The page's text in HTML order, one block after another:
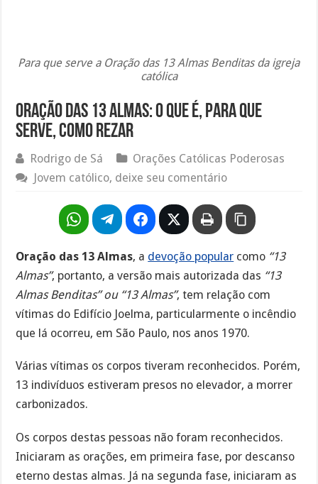
Para que serve a Oração das 13 Almas Benditas da igreja
católica
Oração das 13 Almas: o que é, para que
serve, como rezar
Rodrigo de Sá
Orações Católicas Poderosas
Jovem católico, deixe seu comentário
Oração das 13 Almas, a devoção popular como “13
Almas”, portanto, a versão mais autorizada das “13
Almas Benditas” ou “13 Almas”, tem relação com
vítimas do Edifício Joelma, particularmente o incêndio
que lá ocorreu, em São Paulo, nos anos 1970.
Várias vítimas os corpos tiveram reconhecidos. Porém,
13 indivíduos estiveram presos no elevador, a morrer
carbonizados.
Os corpos destas pessoas não foram reconhecidos.
Iniciaram as orações, em primeira fase, por descanso
eterno destas almas. Já na segunda fase, iniciaram as